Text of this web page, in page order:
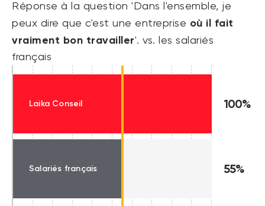
Réponse à la question 'Dans l'ensemble, je
peux dire que c'est une entreprise où il fait
vraiment bon travailler'. vs. les salariés
français
Laika Conseil 100%
Salariés français 55%